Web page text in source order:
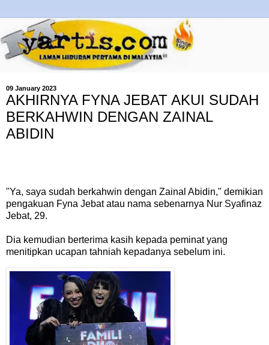
09 January 2023
AKHIRNYA FYNA JEBAT AKUI SUDAH
BERKAHWIN DENGAN ZAINAL
ABIDIN
"Ya, saya sudah berkahwin dengan Zainal Abidin," demikian
pengakuan Fyna Jebat atau nama sebenarnya Nur Syafinaz
Jebat, 29.
Dia kemudian berterima kasih kepada peminat yang
menitipkan ucapan tahniah kepadanya sebelum ini.